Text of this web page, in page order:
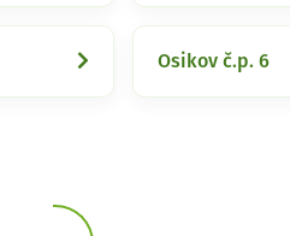
Osikov č.p. 6